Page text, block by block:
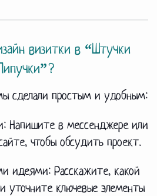
визитки в “Штучки
сделали простым и удобным:
Напишите в мессенджере или
чтобы обсудить проект.
идеями: Расскажите, какой
уточните ключевые элементы